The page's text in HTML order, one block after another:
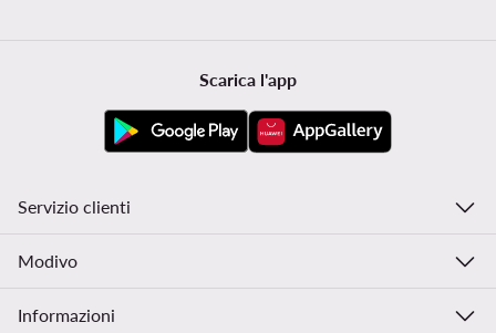
Scarica l'app
Servizio clienti
Modivo
Informazioni